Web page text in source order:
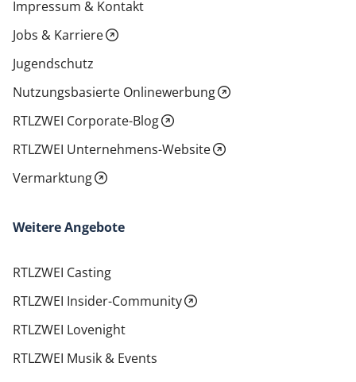
Impressum & Kontakt
Jobs & Karriere
Jugendschutz
Nutzungsbasierte Onlinewerbung
RTLZWEI Corporate-Blog
RTLZWEI Unternehmens-Website
Vermarktung
Weitere Angebote
RTLZWEI Casting
RTLZWEI Insider-Community
RTLZWEI Lovenight
RTLZWEI Musik & Events